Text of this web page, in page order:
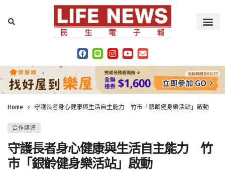
Home 守護長者身心健康與生活自主能力 竹市「銀齡健身樂活站」啟動
合作媒體
守護長者身心健康與生活自主能力 竹
市「銀齡健身樂活站」啟動